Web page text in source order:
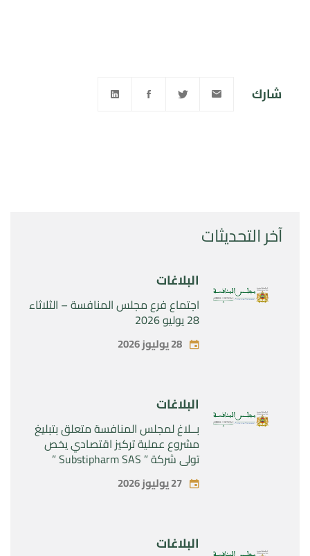
آخر التحديثات
البلاغات
اجتماع فرع مجلس المنافسة – الثلاثاء
28 يوليو 2026
28 يوليوز 2026
البلاغات
بــلاغ لمجلس المنافسة متعلق بتبليغ
مشروع عملية تركيز اقتصادي يخص
تولي شركة ” Substipharm SAS ”
المراقبة الحصرية للأصول والحقوق
المتعلقة بالمنتجين الصيدلانيين”
27 يوليوز 2026
البلاغات
شارك